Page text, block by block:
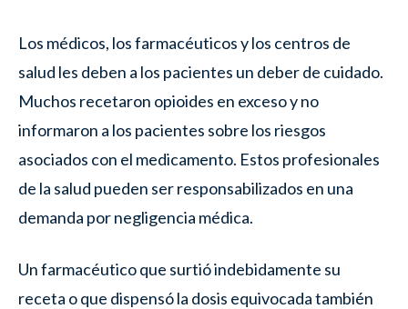
Los médicos, los farmacéuticos y los centros de
salud les deben a los pacientes un deber de cuidado.
Muchos recetaron opioides en exceso y no
informaron a los pacientes sobre los riesgos
asociados con el medicamento. Estos profesionales
de la salud pueden ser responsabilizados en una
demanda por negligencia médica.
Un farmacéutico que surtió indebidamente su
receta o que dispensó la dosis equivocada también